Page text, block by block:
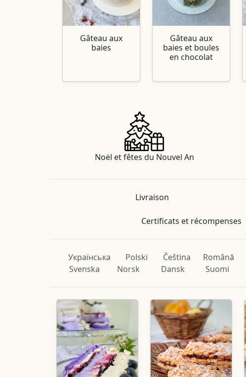
Gâteau aux
baies
Gâteau aux
baies et boules
en chocolat
Noël et fêtes du Nouvel An
Livraison
Certificats et récompenses
Українська Polski Čeština Română
Svenska
Norsk Dansk Suomi